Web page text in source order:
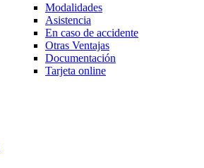
Modalidades
Asistencia
En caso de accidente
Otras Ventajas
Documentación
Tarjeta online